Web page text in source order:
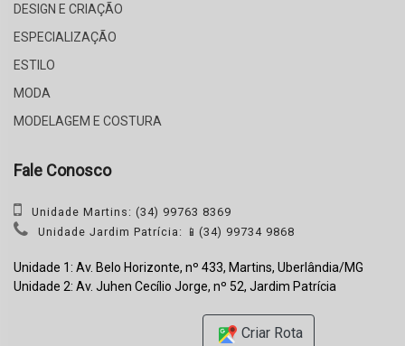
DESIGN E CRIAÇÃO
ESPECIALIZAÇÃO
ESTILO
MODA
MODELAGEM E COSTURA
Fale Conosco
Unidade Martins: (34) 99763 8369
Unidade Jardim Patrícia: 📱(34) 99734 9868
Unidade 1: Av. Belo Horizonte, nº 433, Martins, Uberlândia/MG
Unidade 2: Av. Juhen Cecílio Jorge, nº 52, Jardim Patrícia
Criar Rota